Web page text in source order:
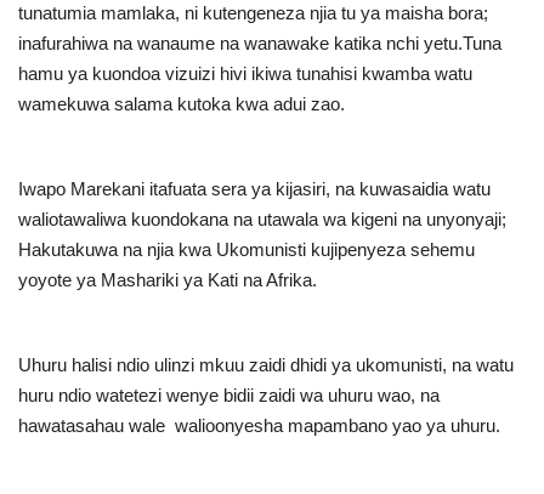
Wadhamini
Language
French Arabic
tunatumia mamlaka, ni kutengeneza njia tu ya maisha bora;
inafurahiwa na wanaume na wanawake katika nchi yetu.Tuna
hamu ya kuondoa vizuizi hivi ikiwa tunahisi kwamba watu
wamekuwa salama kutoka kwa adui zao.
Iwapo Marekani itafuata sera ya kijasiri, na kuwasaidia watu
waliotawaliwa kuondokana na utawala wa kigeni na unyonyaji;
Hakutakuwa na njia kwa Ukomunisti kujipenyeza sehemu
yoyote ya Mashariki ya Kati na Afrika.
Uhuru halisi ndio ulinzi mkuu zaidi dhidi ya ukomunisti, na watu
huru ndio watetezi wenye bidii zaidi wa uhuru wao, na
hawatasahau wale walioonyesha mapambano yao ya uhuru.